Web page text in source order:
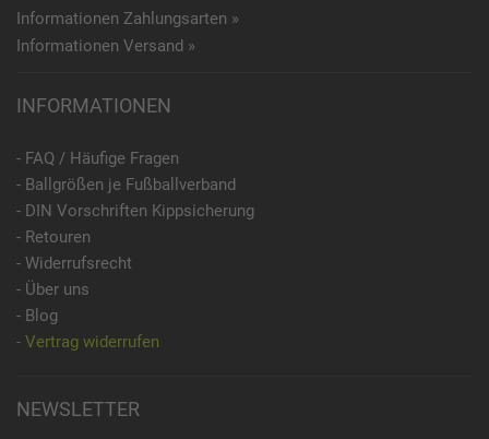
Informationen Zahlungsarten »
Informationen Versand »
INFORMATIONEN
- FAQ / Häufige Fragen
- Ballgrößen je Fußballverband
- DIN Vorschriften Kippsicherung
- Retouren
- Widerrufsrecht
- Über uns
- Blog
- Vertrag widerrufen
NEWSLETTER